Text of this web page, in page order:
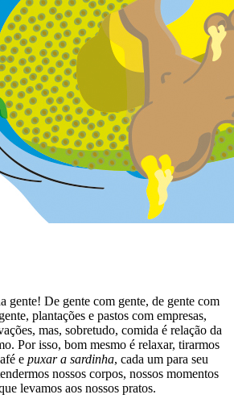
gente! De gente com gente, de gente com
plantações e pastos com empresas,
mas, sobretudo, comida é relação da
Por isso, bom mesmo é relaxar, tirarmos
e puxar a sardinha, cada um para seu
nossos corpos, nossos momentos
levamos aos nossos pratos.